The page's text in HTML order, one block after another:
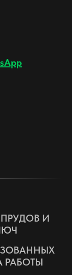
ПРУДОВ И
РАБОТЫ